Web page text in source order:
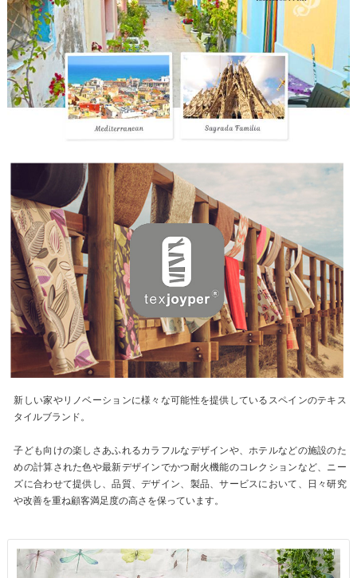
新しい家やリノベーションに様々な可能性を提供しているスペインのテキス
タイルブランド。
子ども向けの楽しさあふれるカラフルなデザインや、ホテルなどの施設のた
めの計算された色や最新デザインでかつ耐火機能のコレクションなど、ニー
ズに合わせて提供し、品質、デザイン、製品、サービスにおいて、日々研究
や改善を重ね顧客満足度の高さを保っています。